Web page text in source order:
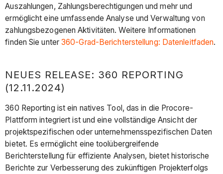
Auszahlungen, Zahlungsberechtigungen und mehr und
ermöglicht eine umfassende Analyse und Verwaltung von
zahlungsbezogenen Aktivitäten. Weitere Informationen
finden Sie unter360-Grad-Berichterstellung: Datenleitfaden.
NEUES RELEASE: 360 REPORTING
(12.11.2024)
360 Reporting ist ein natives Tool, das in die Procore-
Plattform integriert ist und eine vollständige Ansicht der
projektspezifischen oder unternehmensspezifischen Daten
bietet. Es ermöglicht eine toolübergreifende
Berichterstellung für effiziente Analysen, bietet historische
Berichte zur Verbesserung des zukünftigen Projekterfolgs